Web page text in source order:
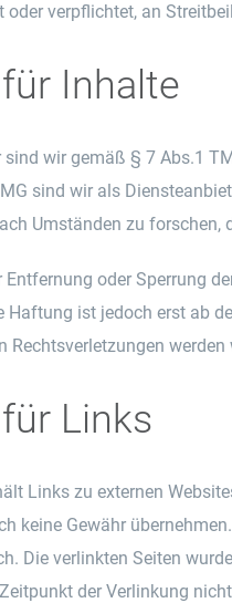
oder verpflichtet, an
Inhalte
wir gemäß § 7 Abs.1
sind wir als
Umständen zu
oder Sperrung
Haftung ist jedoch erst ab
Rechtsverletzungen
Links
Links zu externen
keine Gewähr
Die verlinkten Seiten
der Verlinkung